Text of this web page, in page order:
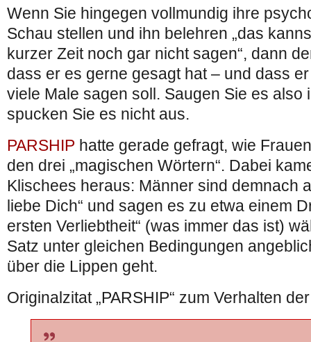
Wenn Sie hingegen vollmundig ihre
Schau stellen und ihn belehren „das
kurzer Zeit noch gar nicht sagen“, dann
dass er es gerne gesagt hat – und dass
viele Male sagen soll. Saugen Sie es also
spucken Sie es nicht aus.
PARSHIP hatte gerade gefragt, wie
den drei „magischen Wörtern“. Dabei
Klischees heraus: Männer sind demnach
liebe Dich“ und sagen es zu etwa einem
ersten Verliebtheit“ (was immer das ist)
Satz unter gleichen Bedingungen
über die Lippen geht.
Originalzitat „PARSHIP“ zum Verhalten